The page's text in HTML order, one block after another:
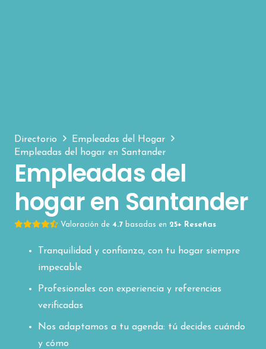
Directorio
Empleadas del Hogar
Empleadas del hogar en Santander
Empleadas del
hogar en Santander
Valoración de 4.7 basadas en 25+ Reseñas
Tranquilidad y confianza, con tu hogar siempre
impecable
Profesionales con experiencia y referencias
verificadas
Nos adaptamos a tu agenda: tú decides cuándo
y cómo